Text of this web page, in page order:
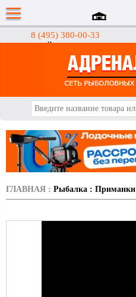
8 (495) 380-00-33
Интернет-магазин
ГЛАВНАЯ : Рыбалка : Приманки